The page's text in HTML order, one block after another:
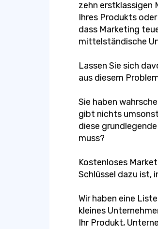
zehn erstklassigen
Ihres Produkts
dass Marketing
mittelständische
Lassen Sie sich
aus diesem
Sie haben
gibt nichts
diese
muss?
Kostenloses
Schlüssel dazu ist,
Wir haben eine
kleines
Ihr Produkt,